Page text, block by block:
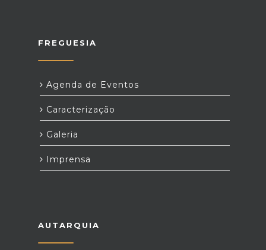
FREGUESIA
Agenda de Eventos
Caracterização
Galeria
Imprensa
AUTARQUIA